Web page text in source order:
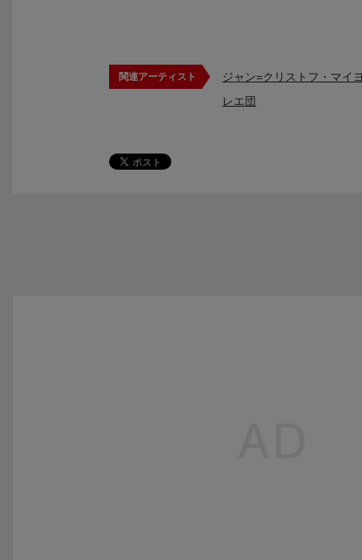
関連アーティスト
ジャン=クリストフ・マイ
レエ団